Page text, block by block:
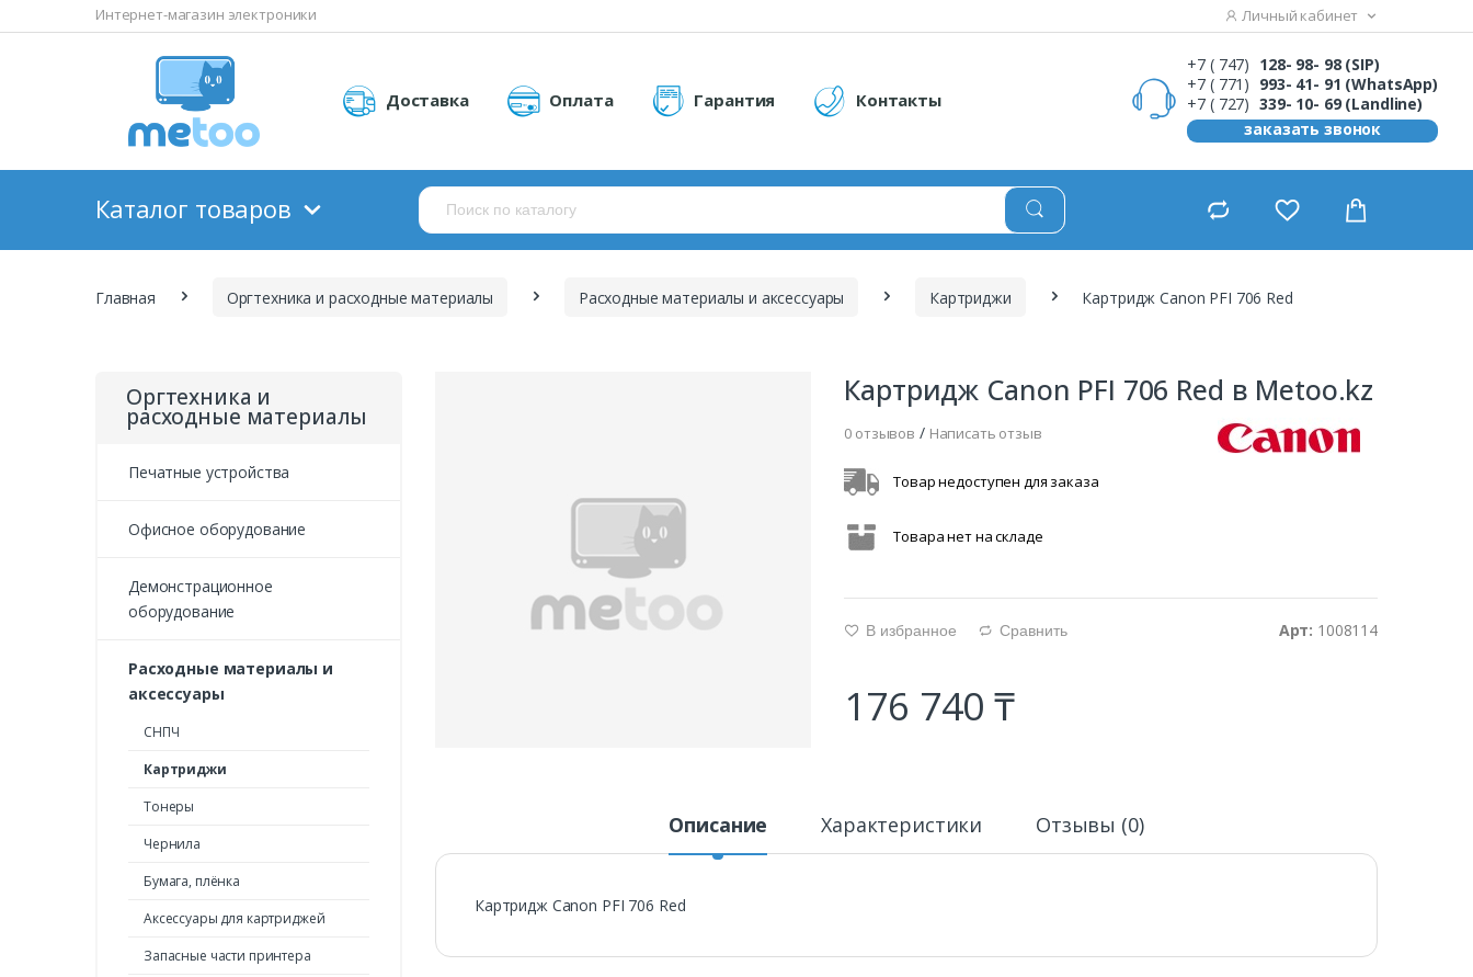
Интернет-магазин электроники Личный кабинет
Доставка Оплата Гарантия Контакты
+7 ( 747) 128- 98- 98 (SIP)
+7 ( 771) 993- 41- 91 (WhatsApp)
+7 ( 727) 339- 10- 69 (Landline)
заказать звонок
Каталог товаров
Главная Оргтехника и расходные материалы Расходные материалы и аксессуары Картриджи Картридж Canon PFI 706 Red
Оргтехника и
расходные материалы
Печатные устройства
Офисное оборудование
Демонстрационное
оборудование
Расходные материалы и
аксессуары
СНПЧ
Картриджи
Тонеры
Чернила
Бумага, плёнка
Аксессуары для картриджей
Запасные части принтера
Картридж Canon PFI 706 Red в Metoo.kz
0 отзывов / Написать отзыв
Товар недоступен для заказа
Товара нет на складе
Арт: 1008114
g В избранное d Сравнить
176 740 ₸
Описание Характеристики Отзывы (0)
Картридж Canon PFI 706 Red